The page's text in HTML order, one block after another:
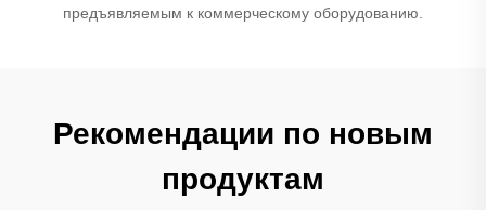
предъявляемым к коммерческому оборудованию.
Рекомендации по новым
продуктам